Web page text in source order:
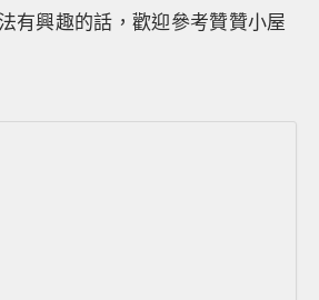
有興趣的話，歡迎參考贊贊小屋